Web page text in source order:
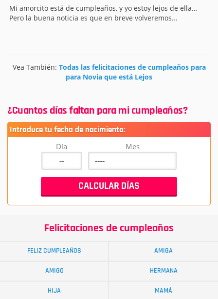
Mi amorcito está de cumpleaños, y yo estoy lejos de ella…
Pero la buena noticia es que en breve volveremos...
Vea También: Todas las felicitaciones de cumpleaños para
para Novia que está Lejos
¿Cuantos días faltan para mi cumpleaños?
Introduce tu fecha de nacimiento:
Día Mes
Felicitaciones de cumpleaños
FELIZ CUMPLEAÑOS AMIGA
AMIGO HERMANA
HIJA MAMÁ